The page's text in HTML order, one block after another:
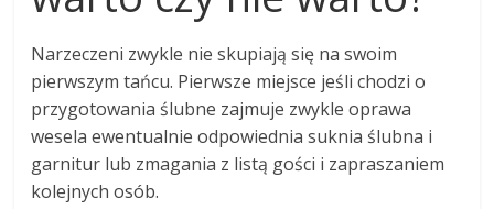
Narzeczeni zwykle nie skupiają się na swoim
pierwszym tańcu. Pierwsze miejsce jeśli chodzi o
przygotowania ślubne zajmuje zwykle oprawa
wesela ewentualnie odpowiednia suknia ślubna i
garnitur lub zmagania z listą gości i zapraszaniem
kolejnych osób.